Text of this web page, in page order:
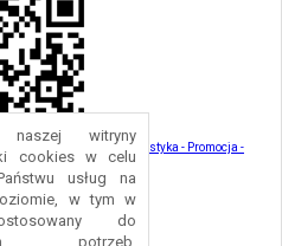
witryny
cookies w celu
usług na
w tym w
do
potrzeb.
turystyką - kliknij tu:
Turystyka - Promocja -
Gmina Nowa Ruda